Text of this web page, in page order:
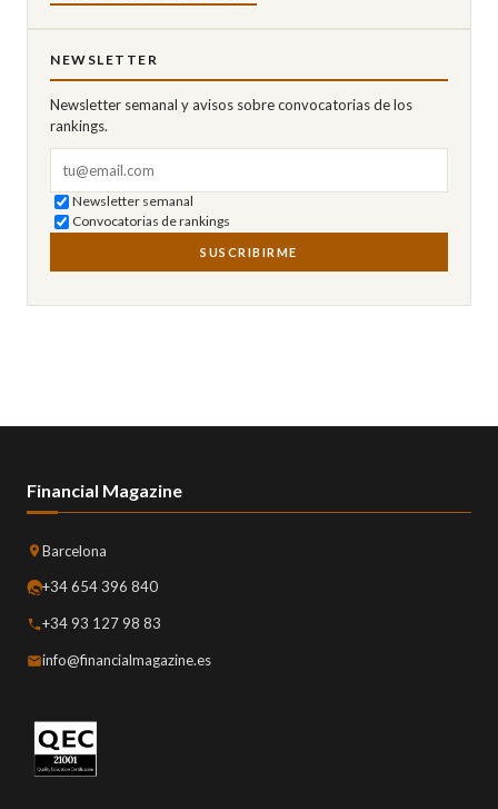
NEWSLETTER
Newsletter semanal y avisos sobre convocatorias de los
rankings.
Newsletter semanal
Convocatorias de rankings
SUSCRIBIRME
Financial Magazine
Barcelona
+34 654 396 840
+34 93 127 98 83
info@financialmagazine.es